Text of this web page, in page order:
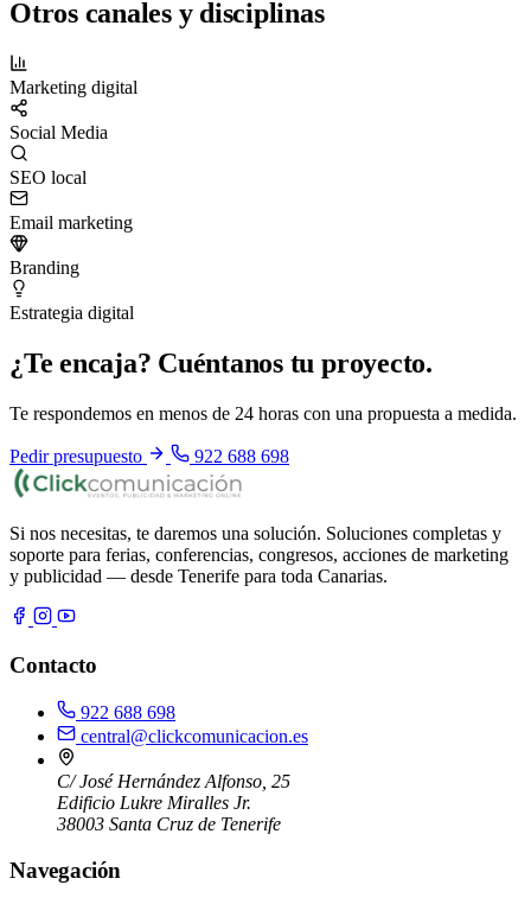
Otros canales y disciplinas
Marketing digital
Social Media
SEO local
Email marketing
Branding
Estrategia digital
¿Te encaja? Cuéntanos tu proyecto.
Te respondemos en menos de 24 horas con una propuesta a medida.
Pedir presupuesto 922 688 698
Si nos necesitas, te daremos una solución. Soluciones completas y
soporte para ferias, conferencias, congresos, acciones de marketing
y publicidad — desde Tenerife para toda Canarias.
Contacto
922 688 698
central@clickcomunicacion.es
C/ José Hernández Alfonso, 25
Edificio Lukre Miralles Jr.
38003 Santa Cruz de Tenerife
Navegación